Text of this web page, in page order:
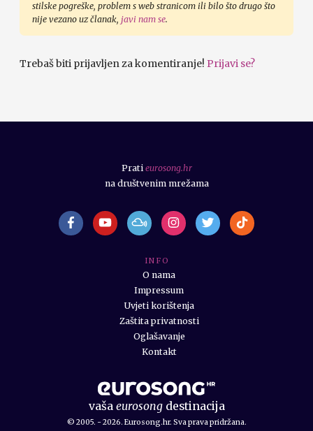
stilske pogreške, problem s web stranicom ili bilo što drugo što
nije vezano uz članak, javi nam se.
Trebaš biti prijavljen za komentiranje! Prijavi se?
vaša eurosongdestinacija
© 2005. - 2026. Eurosong.hr. Sva prava pridržana.
I N F O
O nama
Impressum
Uvjeti korištenja
Zaštita privatnosti
Oglašavanje
Kontakt
Prati eurosong.hr
na društvenim mrežama